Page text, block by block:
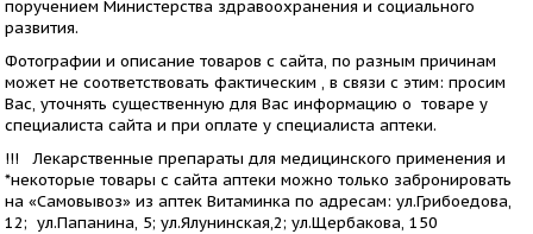
поручением Министерства здравоохранения и социального
развития.
Фотографии и описание товаров с сайта, по разным причинам
может не соответствовать фактическим , в связи с этим: просим
Вас, уточнять существенную для Вас информацию о товаре у
специалиста сайта и при оплате у специалиста аптеки.
!!! Лекарственные препараты для медицинского применения и
*некоторые товары с сайта аптеки можно только забронировать
на «Самовывоз» из аптек Витаминка по адресам: ул.Грибоедова,
12; ул.Папанина, 5; ул.Ялунинская,2; ул.Щербакова, 150